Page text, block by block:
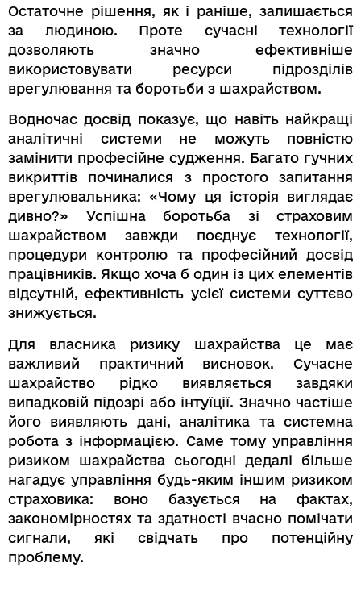
Остаточне рішення, як і раніше, залишається
за людиною. Проте сучасні технології
дозволяють значно ефективніше
використовувати ресурси підрозділів
врегулювання та боротьби з шахрайством.
Водночас досвід показує, що навіть найкращі
аналітичні системи не можуть повністю
замінити професійне судження. Багато гучних
викриттів починалися з простого запитання
врегулювальника: «Чому ця історія виглядає
дивно?» Успішна боротьба зі страховим
шахрайством завжди поєднує технології,
процедури контролю та професійний досвід
працівників. Якщо хоча б один із цих елементів
відсутній, ефективність усієї системи суттєво
знижується.
Для власника ризику шахрайства це має
важливий практичний висновок. Сучасне
шахрайство рідко виявляється завдяки
випадковій підозрі або інтуїції. Значно частіше
його виявляють дані, аналітика та системна
робота з інформацією. Саме тому управління
ризиком шахрайства сьогодні дедалі більше
нагадує управління будь-яким іншим ризиком
страховика: воно базується на фактах,
закономірностях та здатності вчасно помічати
сигнали, які свідчать про потенційну
проблему.